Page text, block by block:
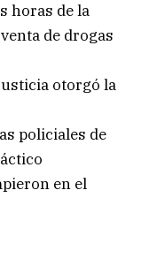
horas de la
de drogas
otorgó la
policiales de
en el